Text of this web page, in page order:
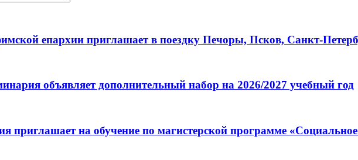
епархии приглашает в поездку Печоры, Псков, Санкт-
объявляет дополнительный набор на 2026/2027 учебный год
приглашает на обучение по магистерской программе